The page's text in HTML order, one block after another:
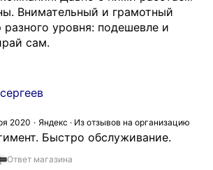
с
п
й
к
Внимательный и грамотный
разного уровня: подешевле и
сам.
2020
Яндекс · Из отзывов на организацию
Быстро обслуживание.
Ответ магазина